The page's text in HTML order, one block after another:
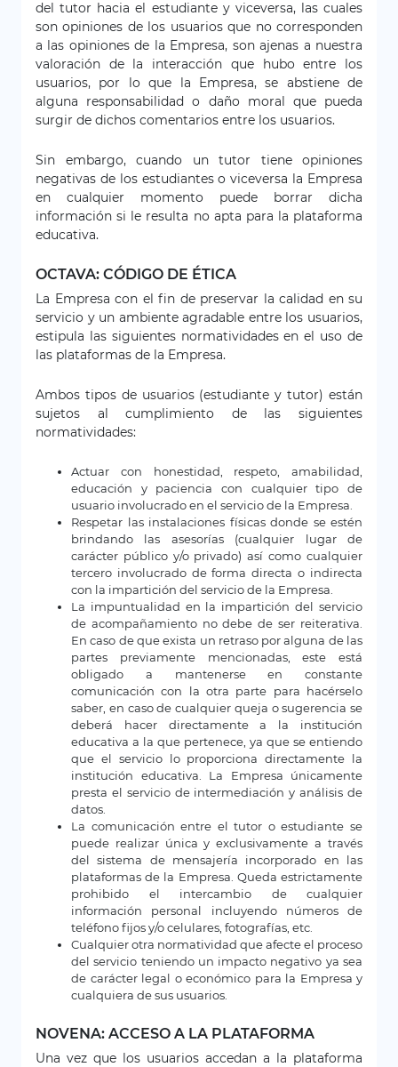
del tutor hacia el estudiante y viceversa, las cuales
son opiniones de los usuarios que no corresponden
a las opiniones de la Empresa, son ajenas a nuestra
valoración de la interacción que hubo entre los
usuarios, por lo que la Empresa, se abstiene de
alguna responsabilidad o daño moral que pueda
surgir de dichos comentarios entre los usuarios.
Sin embargo, cuando un tutor tiene opiniones
negativas de los estudiantes o viceversa la Empresa
en cualquier momento puede borrar dicha
información si le resulta no apta para la plataforma
educativa.
OCTAVA: CÓDIGO DE ÉTICA
La Empresa con el fin de preservar la calidad en su
servicio y un ambiente agradable entre los usuarios,
estipula las siguientes normatividades en el uso de
las plataformas de la Empresa.
Ambos tipos de usuarios (estudiante y tutor) están
sujetos al cumplimiento de las siguientes
normatividades:
Actuar con honestidad, respeto, amabilidad,
educación y paciencia con cualquier tipo de
usuario involucrado en el servicio de la Empresa.
Respetar las instalaciones físicas donde se estén
brindando las asesorías (cualquier lugar de
carácter público y/o privado) así como cualquier
tercero involucrado de forma directa o indirecta
con la impartición del servicio de la Empresa.
La impuntualidad en la impartición del servicio
de acompañamiento no debe de ser reiterativa.
En caso de que exista un retraso por alguna de las
partes previamente mencionadas, este está
obligado a mantenerse en constante
comunicación con la otra parte para hacérselo
saber, en caso de cualquier queja o sugerencia se
deberá hacer directamente a la institución
educativa a la que pertenece, ya que se entiendo
que el servicio lo proporciona directamente la
institución educativa. La Empresa únicamente
presta el servicio de intermediación y análisis de
datos.
La comunicación entre el tutor o estudiante se
puede realizar única y exclusivamente a través
del sistema de mensajería incorporado en las
plataformas de la Empresa. Queda estrictamente
prohibido el intercambio de cualquier
información personal incluyendo números de
teléfono fijos y/o celulares, fotografías, etc.
Cualquier otra normatividad que afecte el proceso
del servicio teniendo un impacto negativo ya sea
de carácter legal o económico para la Empresa y
cualquiera de sus usuarios.
NOVENA: ACCESO A LA PLATAFORMA
Una vez que los usuarios accedan a la plataforma